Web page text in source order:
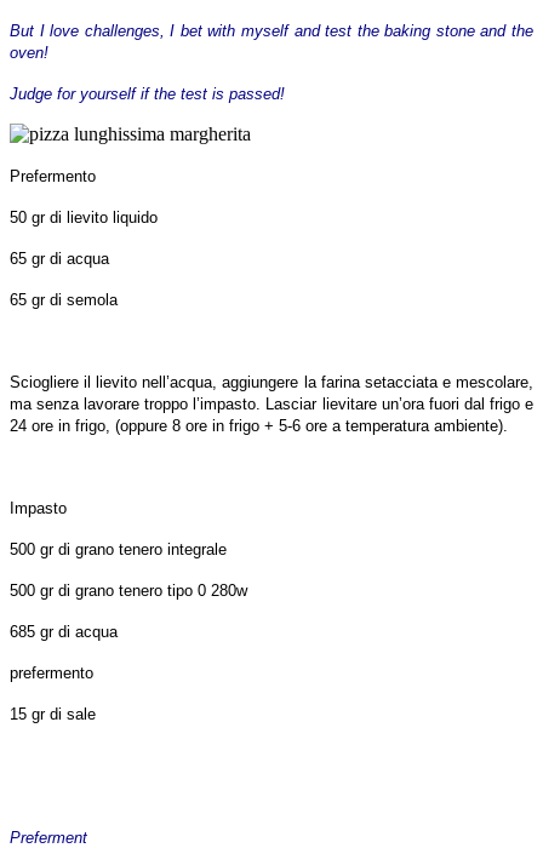
But I love challenges, I bet with myself and test the baking stone and the
oven!
Judge for yourself if the test is passed!
Prefermento
50 gr di lievito liquido
65 gr di acqua
65 gr di semola
Sciogliere il lievito nell’acqua, aggiungere la farina setacciata e mescolare,
ma senza lavorare troppo l’impasto. Lasciar lievitare un’ora fuori dal frigo e
24 ore in frigo, (oppure 8 ore in frigo + 5-6 ore a temperatura ambiente).
Impasto
500 gr di grano tenero integrale
500 gr di grano tenero tipo 0 280w
685 gr di acqua
prefermento
15 gr di sale
Preferment